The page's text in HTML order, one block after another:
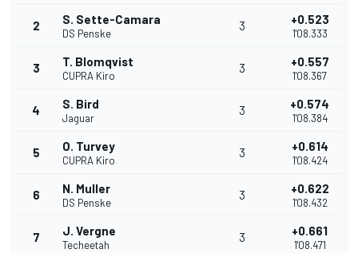
2 S. Sette-Camara
DS Penske
3 +0.523
1'08.333
3 T. Blomqvist
CUPRA Kiro
3 +0.557
1'08.367
4 S. Bird
Jaguar
3 +0.574
1'08.384
5 O. Turvey
CUPRA Kiro
3 +0.614
1'08.424
6 N. Muller
DS Penske
3 +0.622
1'08.432
7 J. Vergne
Techeetah
3 +0.661
1'08.471